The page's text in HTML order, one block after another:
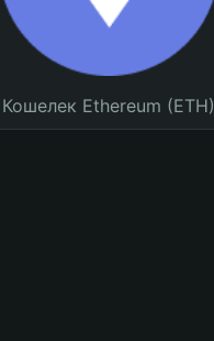
Кошелек Ethereum (ETH)